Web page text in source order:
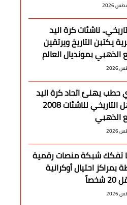
ناشئات كرة اليد
يكتبن التاريخ ويرتقين
الذهبي بمونديال العالم
يهنئ اتحاد كرة اليد
بالتأهل التاريخي لناشئات 2008
الذهبي
تفكك شبكة منصات رقمية
بمراكز احتيال أوكرانية